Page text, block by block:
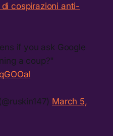
cospirazioni anti-
if you ask Google
a coup?"
March 5,